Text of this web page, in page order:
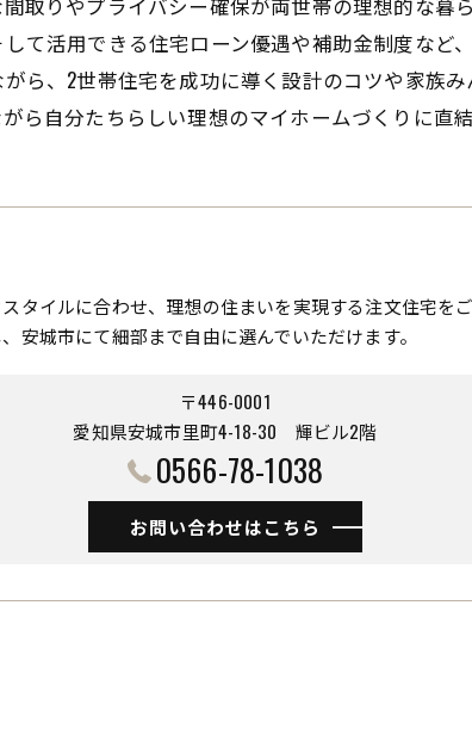
て活用できる住宅ローン優遇や補助金制度など
ら、2世帯住宅を成功に導く設計のコツや家族
ら自分たちらしい理想のマイホームづくりに直
タイルに合わせ、理想の住まいを実現する注文住宅を
安城市にて細部まで自由に選んでいただけます。
〒446-0001
愛知県安城市里町4-18-30 ​​​​​​​輝ビル2階
0566-78-1038
お問い合わせはこちら